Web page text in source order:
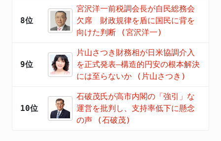
8位
宮沢洋一前税調会長が自民総務会
欠席 財政規律を盾に国民に背を
向けた判断 (宮沢洋一)
9位
片山さつき財務相が日米協調介入
を正式発表―構造的円安の根本解決
には至らないか (片山さつき)
10位
石破茂氏が高市内閣の「強引」な
運営を批判し、支持率低下に懸念
の声 (石破茂)